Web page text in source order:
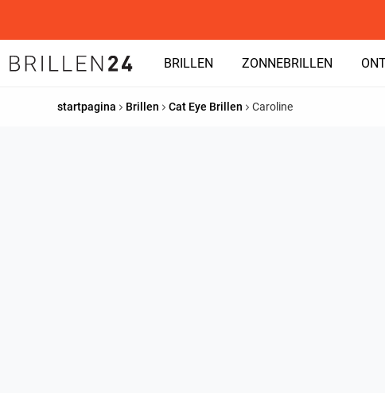
BRILLEN ZONNEBRILLEN
startpagina Brillen Cat Eye Brillen Caroline